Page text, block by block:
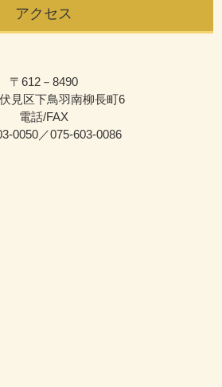
アクセス
〒612－8490
見区下鳥羽南柳長町6
電話/FAX
0050／075-603-0086